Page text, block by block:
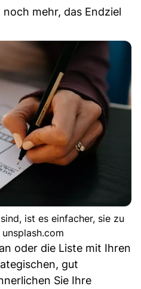
mehr, das Endziel
ist es einfacher, sie zu
oder die Liste mit Ihren
gut
Sie Ihre